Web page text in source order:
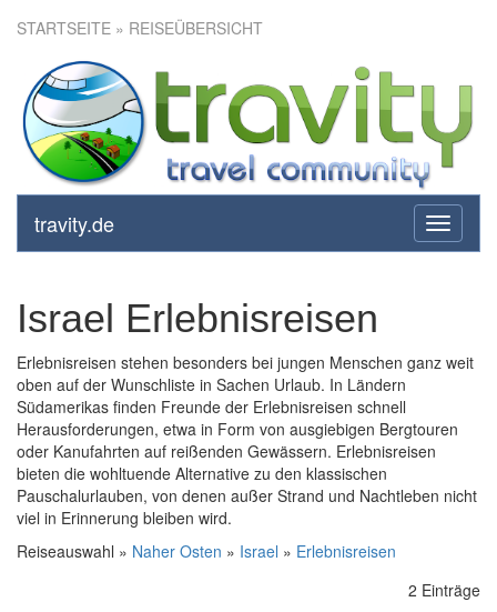
STARTSEITE » REISEÜBERSICHT
toggle
travity.de
Israel Erlebnisreisen
Erlebnisreisen stehen besonders bei jungen Menschen ganz weit
oben auf der Wunschliste in Sachen Urlaub. In Ländern
Südamerikas finden Freunde der Erlebnisreisen schnell
Herausforderungen, etwa in Form von ausgiebigen Bergtouren
oder Kanufahrten auf reißenden Gewässern. Erlebnisreisen
bieten die wohltuende Alternative zu den klassischen
Pauschalurlauben, von denen außer Strand und Nachtleben nicht
viel in Erinnerung bleiben wird.
Reiseauswahl » Naher Osten » Israel » Erlebnisreisen
2 Einträge